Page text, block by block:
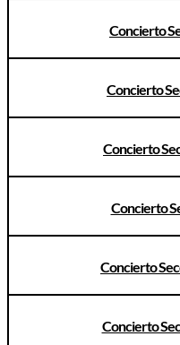
Concierto
Concierto
Concierto
Concierto
Concierto
Concierto